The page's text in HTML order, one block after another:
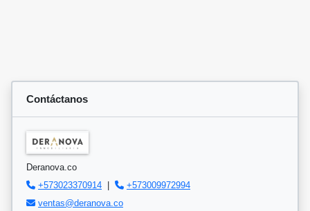
Contáctanos
Deranova.co
+573023370914 |
+573009972994
ventas@deranova.co